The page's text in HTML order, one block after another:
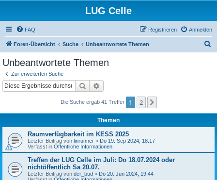
LUG Celle
FAQ Anmelden
Registrieren
Foren-Übersicht Suche Unbeantwortete Themen
Unbeantwortete Themen
Zur erweiterten Suche
Suche
Die Suche ergab 41 Treffer 1 2
Themen
Raumverfügbarkeit im KESS 2025
Letzter Beitrag von linrunner « Do 19. Sep 2024, 18:17
Verfasst in Öffentliche Informationen
Treffen der LUG Celle im Juli: Do 18.07.2024 oder
nichtöffentlich Sa 20.07.
Letzter Beitrag von der_bud « Do 20. Jun 2024, 19:44